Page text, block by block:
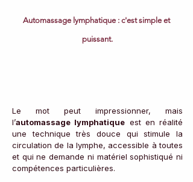
Automassage lymphatique : c'est simple et
puissant.
Le mot peut impressionner, mais
l’automassage lymphatique est en réalité
une technique très douce qui stimule la
circulation de la lymphe, accessible à toutes
et qui ne demande ni matériel sophistiqué ni
compétences particulières.